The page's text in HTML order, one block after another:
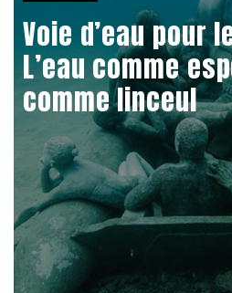
Voie d’eau pour
L’eau comme
comme linceul